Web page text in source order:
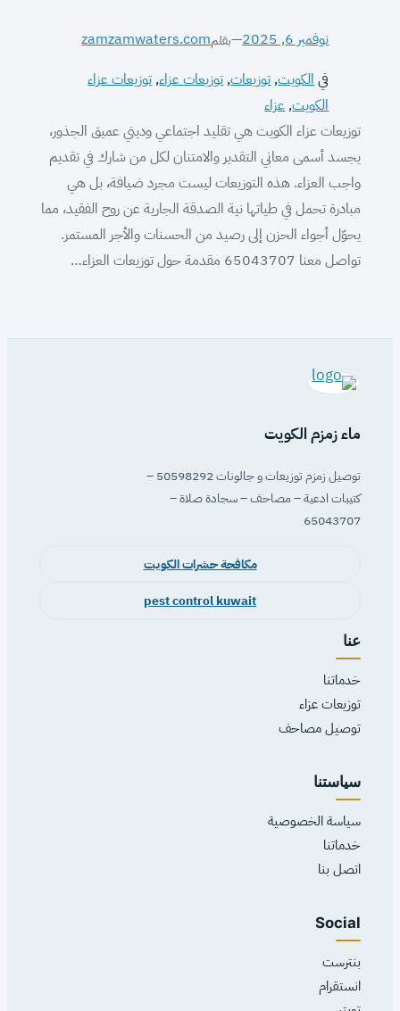
نوفمبر 6, 2025 —بقلمzamzamwaters.com
فيالكويت, توزيعات, توزيعات عزاء, توزيعات عزاء
الكويت, عزاء
توزيعات عزاء الكويت هي تقليد اجتماعي وديني عميق الجذور،
يجسد أسمى معاني التقدير والامتنان لكل من شارك في تقديم
واجب العزاء. هذه التوزيعات ليست مجرد ضيافة، بل هي
مبادرة تحمل في طياتها نية الصدقة الجارية عن روح الفقيد، مما
يحوّل أجواء الحزن إلى رصيد من الحسنات والأجر المستمر.
تواصل معنا 65043707 مقدمة حول توزيعات العزاء…
ماء زمزم الكويت
توصيل زمزم توزيعات و جالونات 50598292 –
كتيبات ادعية – مصاحف – سجادة صلاة –
65043707
مكافحة حشرات الكويت
pest control kuwait
عنا
خدماتنا
توزيعات عزاء
توصيل مصاحف
سياستنا
سياسة الخصوصية
خدماتنا
اتصل بنا
Social
بنترست
انستقرام